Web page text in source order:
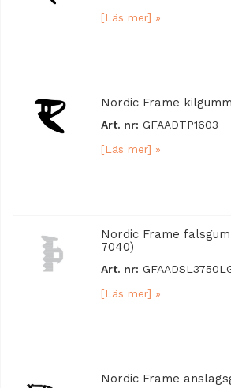
[Läs mer] »
Nordic Frame
Art. nr: GFAADTP1603
[Läs mer] »
Nordic Frame
7040)
Art. nr:
[Läs mer] »
Nordic Frame